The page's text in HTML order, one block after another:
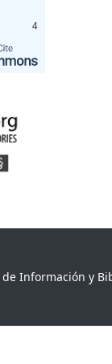
4
Información y